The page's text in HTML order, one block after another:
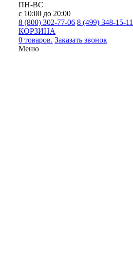
ПН-ВС
с 10:00 до 20:00
8 (800) 302-77-06 8 (499) 348-15-11
КОРЗИНА
0 товаров. Заказать звонок
Меню